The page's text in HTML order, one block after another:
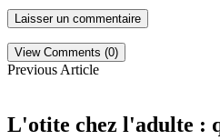
View Comments (0)
Previous Article
L'otite chez l'adulte :